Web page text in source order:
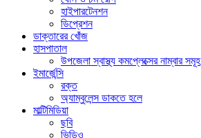
হাইপারটেনশন
ডিপ্রেশন
ডাক্তারের খোঁজ
হাসপাতাল
উপজেলা স্বাস্থ্য কমপ্লেক্সের নাম্বার সমূহ
ইমার্জেন্সি
রক্ত
অ্যাম্বুলেন্স ডাকতে হলে
মাল্টিমিডিয়া
ছবি
ভিডিও